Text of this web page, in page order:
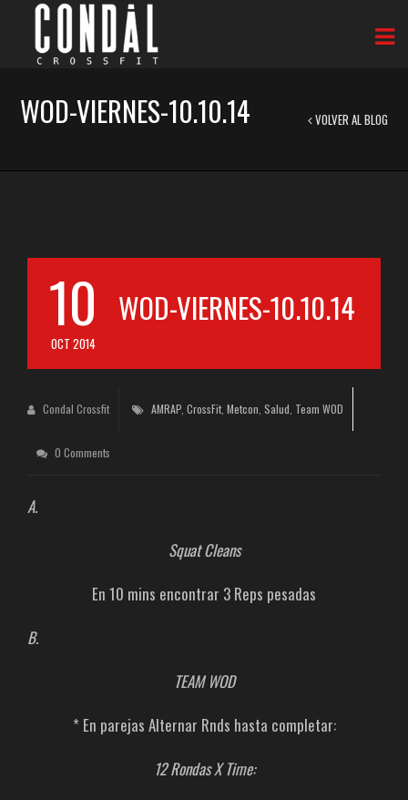
WOD-VIERNES-10.10.14 VOLVER AL BLOG
10
OCT 2014
WOD-VIERNES-10.10.14
Condal Crossfit AMRAP CrossFit Metcon Salud Team WOD
0 Comments
A.
Squat Cleans
En 10 mins encontrar 3 Reps pesadas
B.
TEAM WOD
* En parejas Alternar Rnds hasta completar:
12 Rondas X Time: